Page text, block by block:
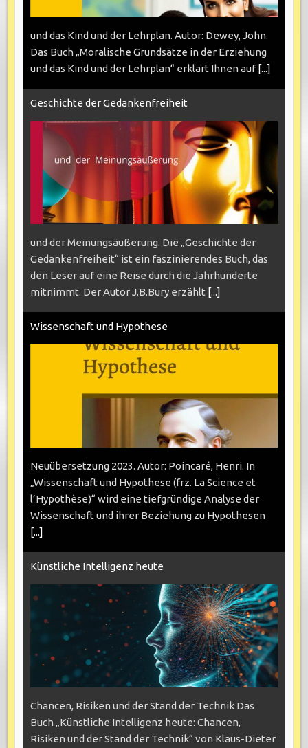
und das Kind und der Lehrplan. Autor: Dewey, John.
Das Buch „Moralische Grundsätze in der Erziehung
und das Kind und der Lehrplan“ erklärt Ihnen auf [...]
Geschichte der Gedankenfreiheit
und der Meinungsäußerung. Die „Geschichte der
Gedankenfreiheit“ ist ein faszinierendes Buch, das
den Leser auf eine Reise durch die Jahrhunderte
mitnimmt. Der Autor J.B.Bury erzählt [...]
Wissenschaft und Hypothese
Neuübersetzung 2023. Autor: Poincaré, Henri. In
„Wissenschaft und Hypothese (frz. La Science et
l’Hypothèse)“ wird eine tiefgründige Analyse der
Wissenschaft und ihrer Beziehung zu Hypothesen
[...]
Künstliche Intelligenz heute
Chancen, Risiken und der Stand der Technik Das
Buch „Künstliche Intelligenz heute: Chancen,
Risiken und der Stand der Technik“ von Klaus-Dieter